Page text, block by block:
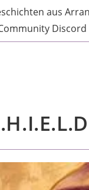
aus Arran
Discord